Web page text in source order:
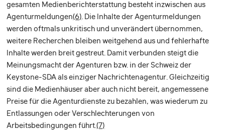
gesamten Medienberichterstattung besteht inzwischen aus
Agenturmeldungen(6) . Die Inhalte der Agenturmeldungen
werden oftmals unkritisch und unverändert übernommen,
weitere Recherchen bleiben weitgehend aus und fehlerhafte
Inhalte werden breit gestreut. Damit verbunden steigt die
Meinungsmacht der Agenturen bzw. in der Schweiz der
Keystone-SDA als einziger Nachrichtenagentur. Gleichzeitig
sind die Medienhäuser aber auch nicht bereit, angemessene
Preise für die Agenturdienste zu bezahlen, was wiederum zu
Entlassungen oder Verschlechterungen von
Arbeitsbedingungen führt.(7)